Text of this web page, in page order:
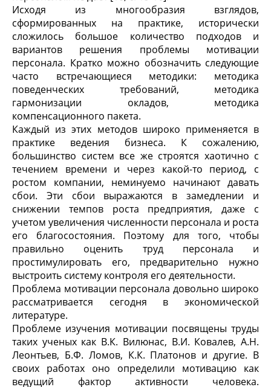
Исходя из многообразия взглядов,
сформированных на практике, исторически
сложилось большое количество подходов и
вариантов решения проблемы мотивации
персонала. Кратко можно обозначить следующие
часто встречающиеся методики: методика
поведенческих требований, методика
гармонизации окладов, методика
компенсационного пакета.
Каждый из этих методов широко применяется в
практике ведения бизнеса. К сожалению,
большинство систем все же строятся хаотично с
течением времени и через какой-то период, с
ростом компании, неминуемо начинают давать
сбои. Эти сбои выражаются в замедлении и
снижении темпов роста предприятия, даже с
учетом увеличения численности персонала и роста
его благосостояния. Поэтому для того, чтобы
правильно оценить труд персонала и
простимулировать его, предварительно нужно
выстроить систему контроля его деятельности.
Проблема мотивации персонала довольно широко
рассматривается сегодня в экономической
литературе.
Проблеме изучения мотивации посвящены труды
таких ученых как В.К. Вилюнас, В.И. Ковалев, А.Н.
Леонтьев, Б.Ф. Ломов, К.К. Платонов и другие. В
своих работах оно определили мотивацию как
ведущий фактор активности человека.